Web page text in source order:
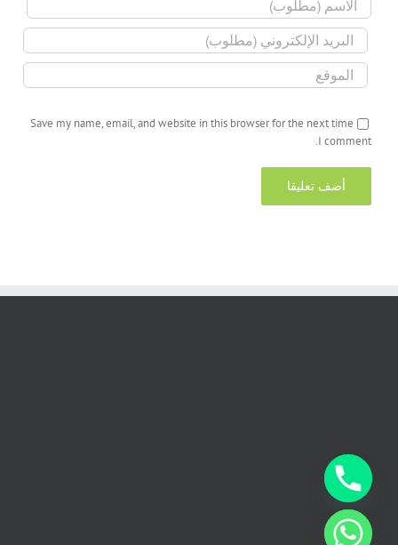
Save my name, email, and website in this browser for the next time
I comment.